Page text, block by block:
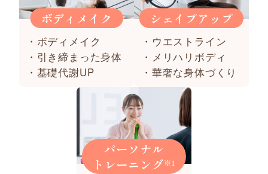
ボディメイク
・ボディメイク
・引き締まった身体
・基礎代謝UP
シェイプアップ
・ウエストライン
・メリハリボディ
・華奢な身体づくり
パーソナル
トレーニング※1